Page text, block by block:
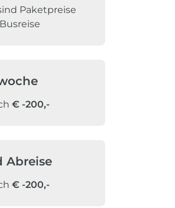
Paketpreise
€ -200,-
Abreise
€ -200,-